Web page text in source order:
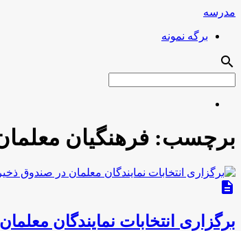
مدرسه
برگه نمونه
search
برچسب: فرهنگیان
description
برگزاری انتخابات نمایندگان